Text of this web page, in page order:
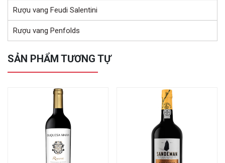
Rượu vang Feudi Salentini
Rượu vang Penfolds
SẢN PHẨM TƯƠNG TỰ